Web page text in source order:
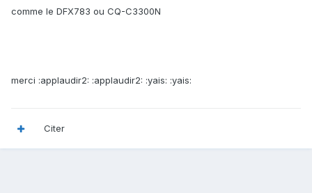
comme le DFX783 ou CQ-C3300N
merci :applaudir2: :applaudir2: :yais: :yais:
Citer